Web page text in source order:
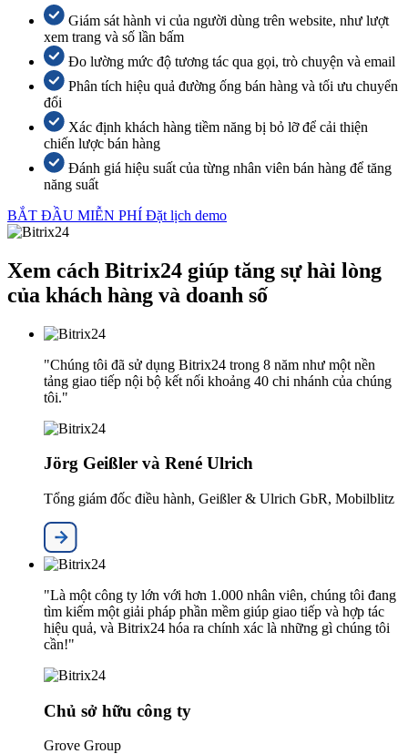
Giám sát hành vi của người dùng trên website, như lượt
xem trang và số lần bấm
Đo lường mức độ tương tác qua gọi, trò chuyện và email
Phân tích hiệu quả đường ống bán hàng và tối ưu chuyển
đổi
Xác định khách hàng tiềm năng bị bỏ lỡ để cải thiện
chiến lược bán hàng
Đánh giá hiệu suất của từng nhân viên bán hàng để tăng
năng suất
BẮT ĐẦU MIỄN PHÍ Đặt lịch demo
Xem cách Bitrix24 giúp tăng sự hài lòng
của khách hàng và doanh số
"Chúng tôi đã sử dụng Bitrix24 trong 8 năm như một nền
tảng giao tiếp nội bộ kết nối khoảng 40 chi nhánh của chúng
tôi."
Jörg Geißler và René Ulrich
Tổng giám đốc điều hành, Geißler & Ulrich GbR, Mobilblitz
"Là một công ty lớn với hơn 1.000 nhân viên, chúng tôi đang
tìm kiếm một giải pháp phần mềm giúp giao tiếp và hợp tác
hiệu quả, và Bitrix24 hóa ra chính xác là những gì chúng tôi
cần!"
Chủ sở hữu công ty
Grove Group